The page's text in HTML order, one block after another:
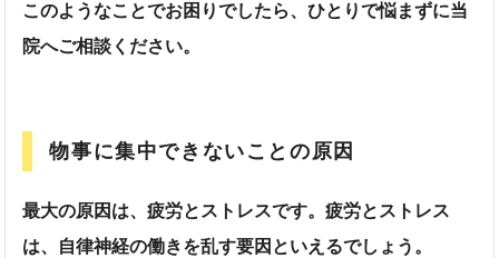
このようなことでお困りでしたら、ひとりで悩まずに当
院へご相談ください。
物事に集中できないことの原因
最大の原因は、疲労とストレスです。疲労とストレス
は、自律神経の働きを乱す要因といえるでしょう。